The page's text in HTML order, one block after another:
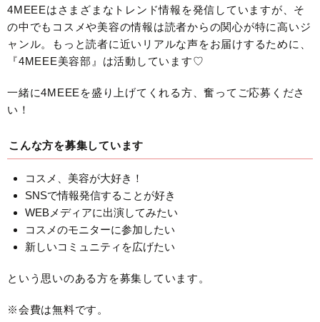
4MEEEはさまざまなトレンド情報を発信していますが、そ
の中でもコスメや美容の情報は読者からの関心が特に高いジ
ャンル。もっと読者に近いリアルな声をお届けするために、
『4MEEE美容部』は活動しています♡
一緒に4MEEEを盛り上げてくれる方、奮ってご応募くださ
い！
こんな方を募集しています
コスメ、美容が大好き！
SNSで情報発信することが好き
WEBメディアに出演してみたい
コスメのモニターに参加したい
新しいコミュニティを広げたい
という思いのある方を募集しています。
※会費は無料です。